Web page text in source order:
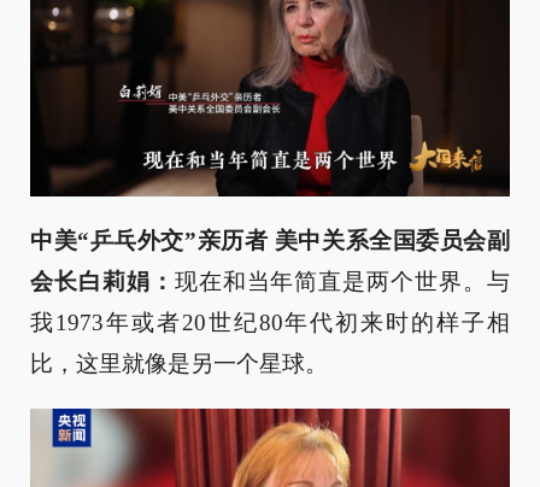
中美“乒乓外交”亲历者 美中关系全国委员会副
会长白莉娟： 现在和当年简直是两个世界。与
我1973年或者20世纪80年代初来时的样子相
比，这里就像是另一个星球。